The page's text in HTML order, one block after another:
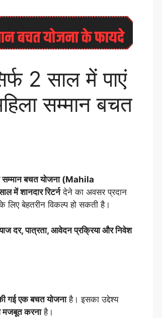
2 साल में पाएं
सम्मान बचत
सम्मान बचत योजना (Mahila
में शानदार रिटर्नदेने का अवसर प्रदान
लिए बेहतरीन विकल्प हो सकती है।
दर, पात्रता, आवेदन प्रक्रिया और निवेश
गई एक बचत योजनाहै। इसका उद्देश्य
मजबूत करनाहै।